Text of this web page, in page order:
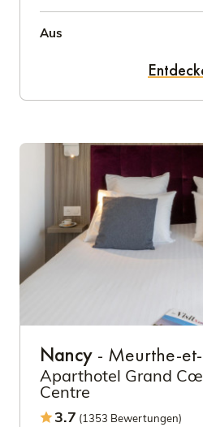
Aus
Nancy - Meurthe-
Aparthotel Grand
Centre
3.7 (1353 Bewertungen)